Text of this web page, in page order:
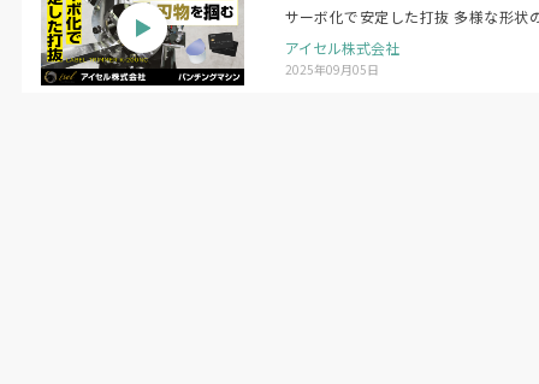
サーボ化で安定した打抜 多様な形状
アイセル株式会社
2025年09月05日